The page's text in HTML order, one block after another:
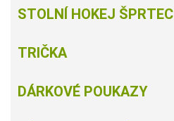
STOLNÍ HOKEJ ŠPRTEC
TRIČKA
DÁRKOVÉ POUKAZY